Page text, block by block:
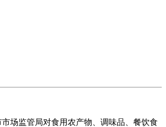
场监管局对食用农产物、调味品、餐饮食